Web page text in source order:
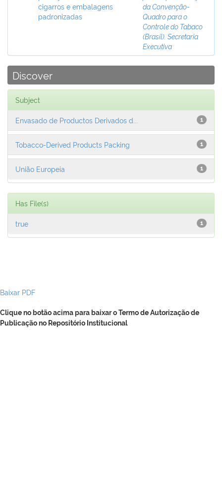
cigarros e embalagens
padronizadas
da Convenção-
Quadro para o
Controle do Tabaco
(Brasil). Secretaria
Executiva
Discover
Subject
1
Envasado de Productos Derivados d...
1
Tobacco-Derived Products Packing
1
União Europeia
Has File(s)
1
true
Baixar PDF
Clique no botão acima para baixar o Termo de Autorização de
Publicação no Repositório Institucional